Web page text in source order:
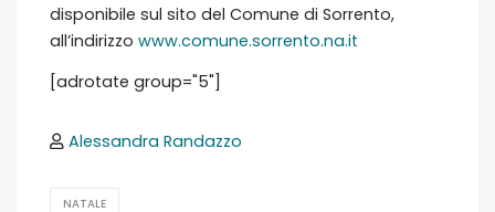
disponibile sul sito del Comune di Sorrento,
all’indirizzo www.comune.sorrento.na.it
[adrotate group="5"]
Alessandra Randazzo
NATALE